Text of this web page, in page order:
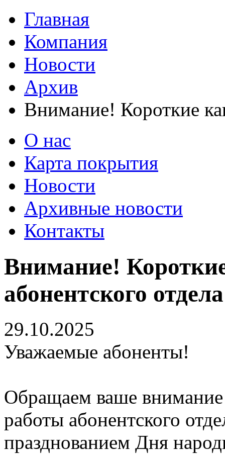
Главная
Компания
Новости
Архив
Внимание! Короткие
О нас
Карта покрытия
Новости
Архивные новости
Контакты
Внимание!
абонентского отдела
29.10.2025
Уважаемые абоненты!
Обращаем ваше внимание
работы абонентского
празднованием Дня